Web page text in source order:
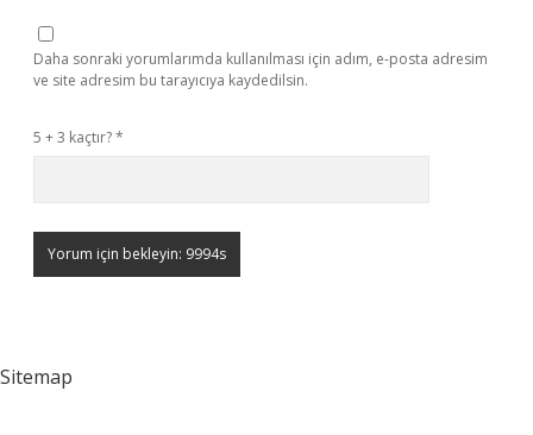
Daha sonraki yorumlarımda kullanılması için adım, e-posta adresim
ve site adresim bu tarayıcıya kaydedilsin.
5 + 3 kaçtır?*
Sitemap